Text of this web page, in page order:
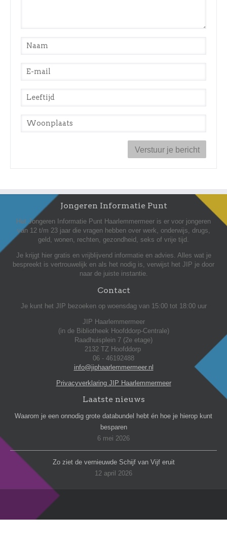
Naam
E-mail*
Leeftijd *
Woonplaats
Jongeren Informatie Punt
Het Jongeren Informatie Punt Haarlemmermeer is er voor jongeren
van 12 t/m 23 jaar die vragen hebben over werk, onderwijs, drugs,
geld, wonen, rechten, gezondheid, seks of vrije tijd.
Je krijgt hier gratis en vrijblijvend informatie en advies. Alles wat je
bespreekt is vertrouwelijk en als het nodig is, verwijst het JIP je door
naar de juiste instantie.
Contact
Je kunt het JIP bezoeken op woensdag van 15:00 tot 18:00 uur
JIP Haarlemmermeer
(in de Bibliotheek Hoofddorp-Centrale)
Raadhuisplein 7 (2e etage)
2132 TZ Hoofddorp
06 - 46192488
info@jiphaarlemmermeer.nl
Privacyverklaring JIP Haarlemmermeer
Laatste nieuws
Waarom je een onnodig grote databundel hebt én hoe je hierop kunt
besparen
6 mei 2026
Zo ziet de vernieuwde Schijf van Vijf eruit
12 april 2026